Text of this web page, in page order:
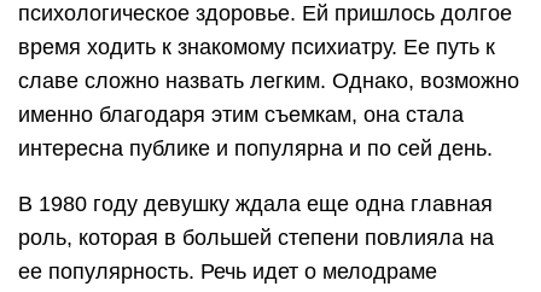
психологическое здоровье. Ей пришлось долгое
время ходить к знакомому психиатру. Ее путь к
славе сложно назвать легким. Однако, возможно
именно благодаря этим съемкам, она стала
интересна публике и популярна и по сей день.
В 1980 году девушку ждала еще одна главная
роль, которая в большей степени повлияла на
ее популярность. Речь идет о мелодраме